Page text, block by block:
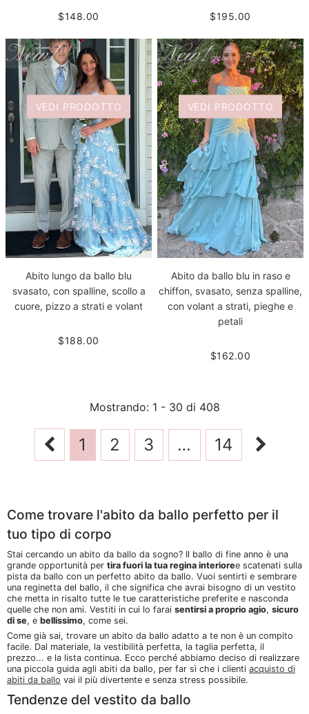
$148.00 $195.00
VEDI PRODOTTO
Abito lungo da ballo blu
svasato, con spalline, scollo a
cuore, pizzo a strati e volant
$188.00
VEDI PRODOTTO
Abito da ballo blu in raso e
chiffon, svasato, senza spalline,
con volant a strati, pieghe e
petali
$162.00
Mostrando: 1 - 30 di 408
1 2 3 … 14
Come trovare l'abito da ballo perfetto per il
tuo tipo di corpo
Stai cercando un abito da ballo da sogno? Il ballo di fine anno è una
grande opportunità per tira fuori la tua regina interioree scatenati sulla
pista da ballo con un perfetto abito da ballo. Vuoi sentirti e sembrare
una reginetta del ballo, il che significa che avrai bisogno di un vestito
che metta in risalto tutte le tue caratteristiche preferite e nasconda
quelle che non ami. Vestiti in cui lo farai sentirsi a proprio agio, sicuro
di se, e bellissimo, come sei.
Come già sai, trovare un abito da ballo adatto a te non è un compito
facile. Dal materiale, la vestibilità perfetta, la taglia perfetta, il
prezzo... e la lista continua. Ecco perché abbiamo deciso di realizzare
una piccola guida agli abiti da ballo, per far sì che i clienti acquisto di
abiti da ballo vai il più divertente e senza stress possibile.
Tendenze del vestito da ballo